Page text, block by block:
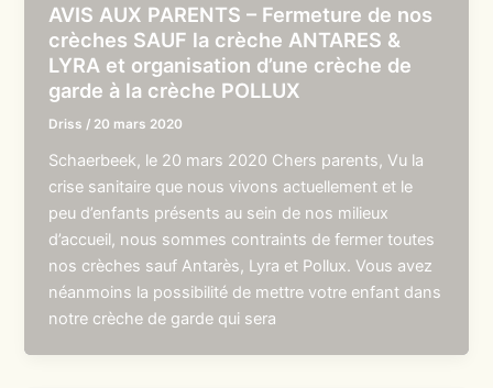
AVIS AUX PARENTS – Fermeture de nos
crèches SAUF la crèche ANTARES &
LYRA et organisation d’une crèche de
garde à la crèche POLLUX
Driss / 20 mars 2020
Schaerbeek, le 20 mars 2020 Chers parents, Vu la
crise sanitaire que nous vivons actuellement et le
peu d’enfants présents au sein de nos milieux
d’accueil, nous sommes contraints de fermer toutes
nos crèches sauf Antarès, Lyra et Pollux. Vous avez
néanmoins la possibilité de mettre votre enfant dans
notre crèche de garde qui sera